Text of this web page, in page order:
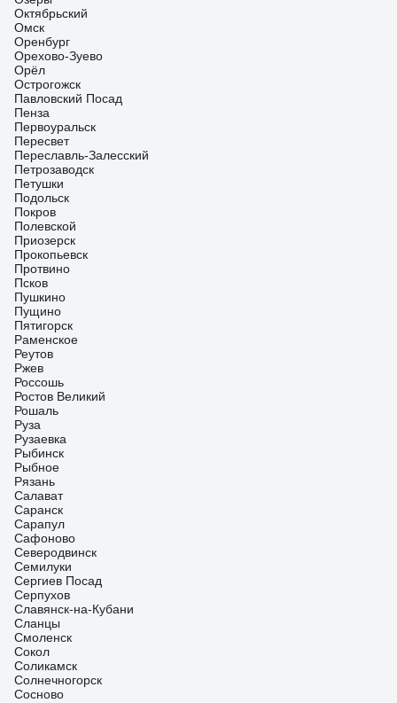
Октябрьский
Омск
Оренбург
Орехово-Зуево
Орёл
Острогожск
Павловский Посад
Пенза
Первоуральск
Пересвет
Переславль-Залесский
Петрозаводск
Петушки
Подольск
Покров
Полевской
Приозерск
Прокопьевск
Протвино
Псков
Пушкино
Пущино
Пятигорск
Раменское
Реутов
Ржев
Россошь
Ростов Великий
Рошаль
Руза
Рузаевка
Рыбинск
Рыбное
Рязань
Салават
Саранск
Сарапул
Сафоново
Северодвинск
Семилуки
Сергиев Посад
Серпухов
Славянск-на-Кубани
Сланцы
Смоленск
Сокол
Соликамск
Солнечногорск
Сосново